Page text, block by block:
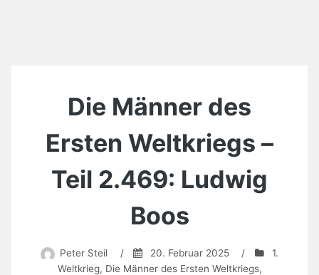
Die Männer des
Ersten Weltkriegs –
Teil 2.469: Ludwig
Boos
Peter Steil / 20. Februar 2025 /
1.
Weltkrieg, Die Männer des Ersten Weltkriegs,